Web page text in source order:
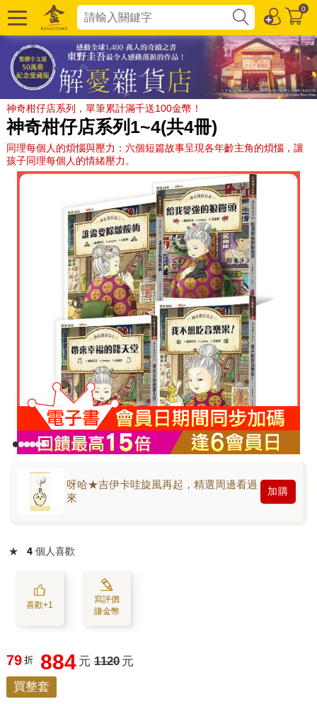
0
神奇柑仔店系列，單筆累計滿千送100金幣！
神奇柑仔店系列1~4(共4冊)
同理每個人的煩惱與壓力：六個短篇故事呈現各年齡主角的煩惱，讓
孩子同理每個人的情緒壓力。
呀哈★吉伊卡哇旋風再起，精選周邊看過
來
加購
★ 4 個人喜歡
喜歡+1
寫評價
賺金幣
79 折 884 元 1120 元
買整套